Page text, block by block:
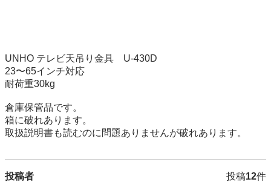
UNHO テレビ天吊り金具　U-430D
23〜65インチ対応
耐荷重30kg
倉庫保管品です。
箱に破れあります。
取扱説明書も読むのに問題ありませんが破れあります。
投稿者 投稿12件